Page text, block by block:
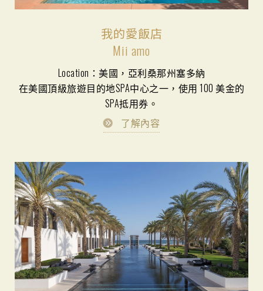
我的愛飯店
Mii amo
Location：美國，亞利桑那州塞多納
在美國頂級旅遊目的地SPA中心之一，使用 100 美金的
SPA抵用券。
了解內容